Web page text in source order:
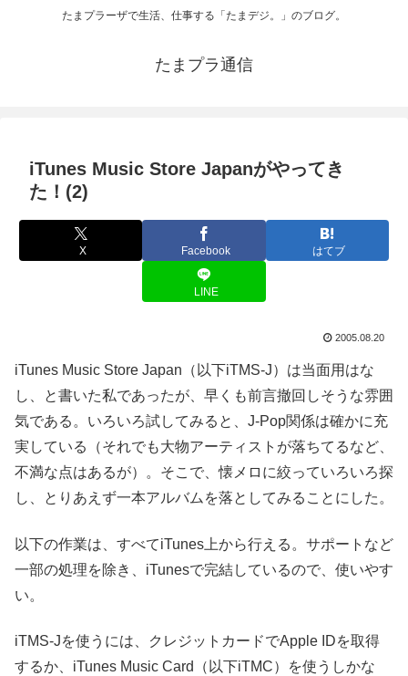
たまプラーザで生活、仕事する「たまデジ。」のブログ。
たまプラ通信
iTunes Music Store Japanがやってき
た！(2)
X Facebook はてブ
LINE
2005.08.20
iTunes Music Store Japan（以下iTMS-J）は当面用はな
し、と書いた私であったが、早くも前言撤回しそうな雰囲
気である。いろいろ試してみると、J-Pop関係は確かに充
実している（それでも大物アーティストが落ちてるなど、
不満な点はあるが）。そこで、懐メロに絞っていろいろ探
し、とりあえず一本アルバムを落としてみることにした。
以下の作業は、すべてiTunes上から行える。サポートなど
一部の処理を除き、iTunesで完結しているので、使いやす
い。
iTMS-Jを使うには、クレジットカードでApple IDを取得
するか、iTunes Music Card（以下iTMC）を使うしかな